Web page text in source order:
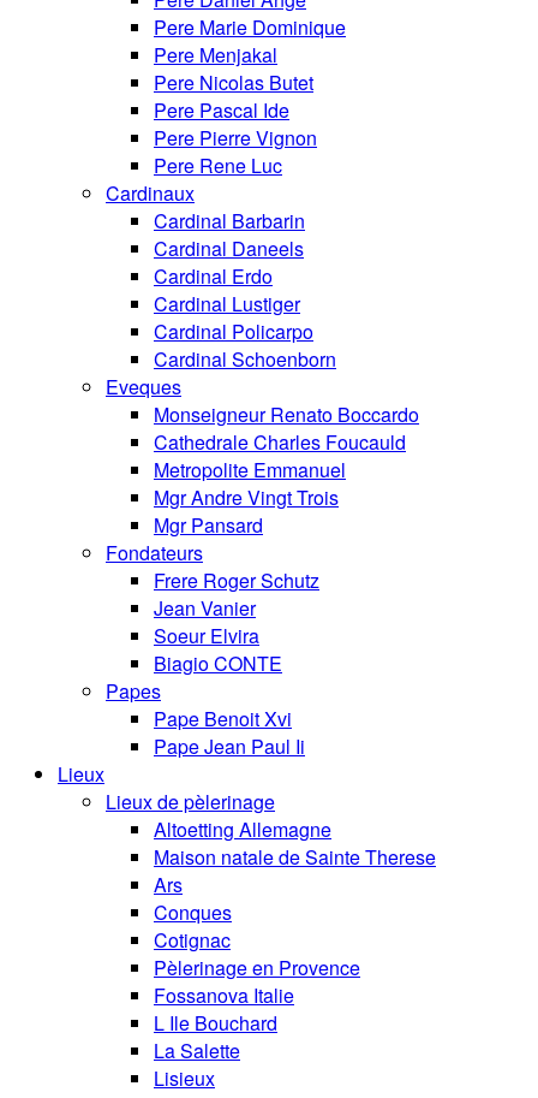
Pere Marie Dominique
Pere Menjakal
Pere Nicolas Butet
Pere Pascal Ide
Pere Pierre Vignon
Pere Rene Luc
Cardinaux
Cardinal Barbarin
Cardinal Daneels
Cardinal Erdo
Cardinal Lustiger
Cardinal Policarpo
Cardinal Schoenborn
Eveques
Monseigneur Renato Boccardo
Cathedrale Charles Foucauld
Metropolite Emmanuel
Mgr Andre Vingt Trois
Mgr Pansard
Fondateurs
Frere Roger Schutz
Jean Vanier
Soeur Elvira
Biagio CONTE
Papes
Pape Benoit Xvi
Pape Jean Paul Ii
Lieux
Lieux de pèlerinage
Altoetting Allemagne
Maison natale de Sainte Therese
Ars
Conques
Cotignac
Pèlerinage en Provence
Fossanova Italie
L Ile Bouchard
La Salette
Lisieux